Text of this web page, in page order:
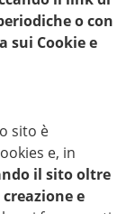
o con
Cookie e
sito è
e, in
il sito oltre
e